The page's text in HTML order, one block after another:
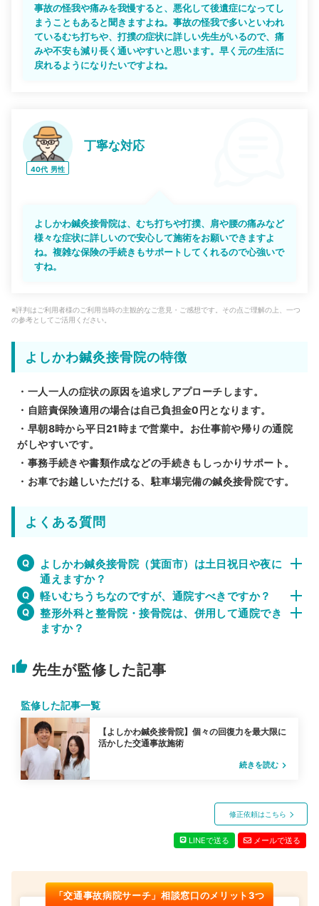
事故の怪我や痛みを我慢すると、悪化して後遺症になってし
まうこともあると聞きますよね。事故の怪我で多いといわれ
ているむち打ちや、打撲の症状に詳しい先生がいるので、痛
みや不安も減り長く通いやすいと思います。早く元の生活に
戻れるようになりたいですよね。
40代 男性
丁寧な対応
よしかわ鍼灸接骨院は、むち打ちや打撲、肩や腰の痛みなど
様々な症状に詳しいので安心して施術をお願いできますよ
ね。複雑な保険の手続きもサポートしてくれるので心強いで
すね。
※評判はご利用者様のご利用当時の主観的なご意見・ご感想です。その点ご理解の上、一つ
の参考としてご活用ください。
よしかわ鍼灸接骨院の特徴
・一人一人の症状の原因を追求しアプローチします。
・自賠責保険適用の場合は自己負担金0円となります。
・早朝8時から平日21時まで営業中。お仕事前や帰りの通院
がしやすいです。
・事務手続きや書類作成などの手続きもしっかりサポート。
・お車でお越しいただける、駐車場完備の鍼灸接骨院です。
よくある質問
よしかわ鍼灸接骨院（箕面市）は土日祝日や夜に
通えますか？
軽いむちうちなのですが、通院すべきですか？
整形外科と整骨院・接骨院は、併用して通院でき
ますか？
thumb_up 先生が監修した記事
監修した記事一覧
【よしかわ鍼灸接骨院】個々の回復力を最大限に
活かした交通事故施術
続きを読む navigate_next
修正依頼はこちら
LINEで送る メールで送る
「交通事故病院サーチ」相談窓口のメリット3つ